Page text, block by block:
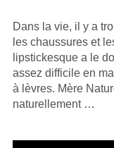
Dans la vie, il y a
les chaussures et
lipstickesque a le
assez difficile en
à lèvres. Mère
naturellement …